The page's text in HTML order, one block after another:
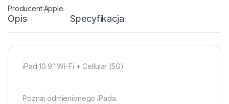
Apple
Opis Specyfikacja
iPad 10.9″ Wi-Fi + Cellular (5G)
Poznaj odmienionego iPada.